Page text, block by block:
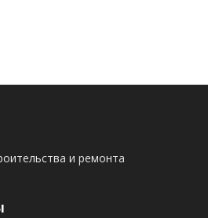
и ремонта